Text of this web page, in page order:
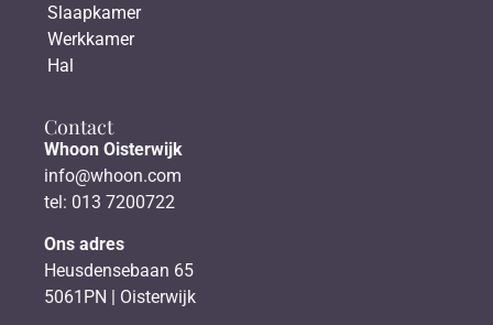
Slaapkamer
Werkkamer
Hal
Contact
Whoon Oisterwijk
info@whoon.com
tel: 013 7200722
Ons adres
Heusdensebaan 65
5061PN | Oisterwijk